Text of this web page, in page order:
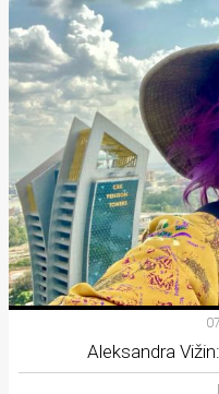
Aleksandra